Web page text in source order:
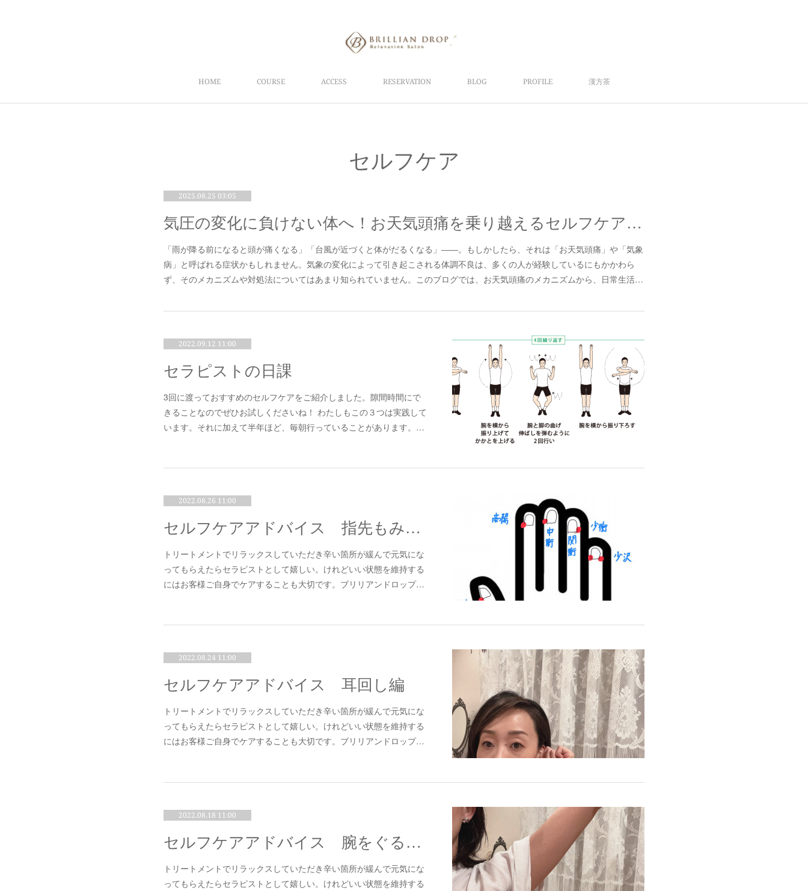
HOME COURSE ACCESS RESERVATION BLOG PROFILE 漢方茶
セルフケア
2025.08.25 03:05
気圧の変化に負けない体へ！お天気頭痛を乗り越えるセルフケア＆サロンケア
「雨が降る前になると頭が痛くなる」「台風が近づくと体がだるくなる」――。もしかしたら、それは「お天気頭痛」や「気象
病」と呼ばれる症状かもしれません。気象の変化によって引き起こされる体調不良は、多くの人が経験しているにもかかわら
ず、そのメカニズムや対処法についてはあまり知られていません。このブログでは、お天気頭痛のメカニズムから、日常生活…
2022.09.12 11:00
セラピストの日課
3回に渡っておすすめのセルフケアをご紹介しました。隙間時間にで
きることなのでぜひお試しくださいね！ わたしもこの３つは実践して
います。それに加えて半年ほど、毎朝行っていることがあります。…
2022.08.26 11:00
セルフケアアドバイス 指先もみもみ編
トリートメントでリラックスしていただき辛い箇所が緩んで元気にな
ってもらえたらセラピストとして嬉しい。けれどいい状態を維持する
にはお客様ご自身でケアすることも大切です。ブリリアンドロップ…
2022.08.24 11:00
セルフケアアドバイス 耳回し編
トリートメントでリラックスしていただき辛い箇所が緩んで元気にな
ってもらえたらセラピストとして嬉しい。けれどいい状態を維持する
にはお客様ご自身でケアすることも大切です。ブリリアンドロップ…
2022.08.18 11:00
セルフケアアドバイス 腕をぐるぐる編
トリートメントでリラックスしていただき辛い箇所が緩んで元気にな
ってもらえたらセラピストとして嬉しい。けれどいい状態を維持する